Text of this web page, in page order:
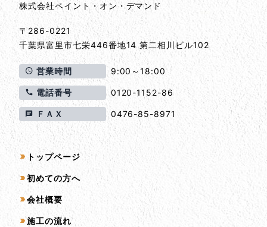
株式会社ペイント・オン・デマンド
〒286-0221
千葉県富里市七栄446番地14 第二相川ビル102
営業時間 9:00～18:00
電話番号 0120-1152-86
ＦＡＸ 0476-85-8971
サイトマップ
トップページ
初めての方へ
会社概要
施工の流れ